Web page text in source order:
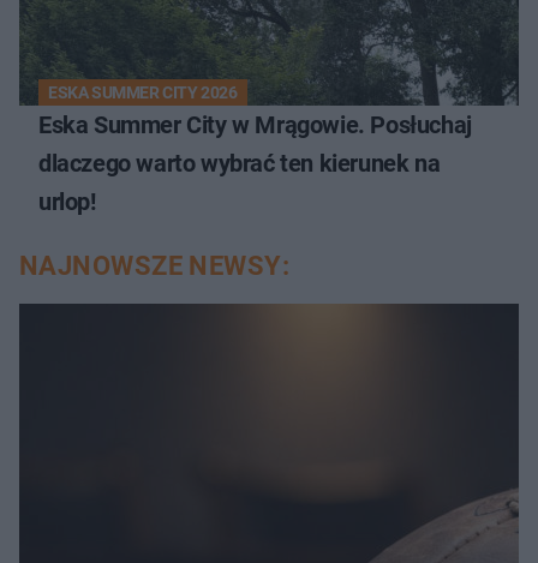
ESKA SUMMER CITY 2026
Eska Summer City w Mrągowie. Posłuchaj
dlaczego warto wybrać ten kierunek na
urlop!
NAJNOWSZE NEWSY: